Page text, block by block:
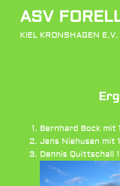
Inhalt
springen
ASV
KIEL KRONSHAGEN E.V.
Bernhard Bock mit
Jens Niehusen mit
Dennis Quittschall